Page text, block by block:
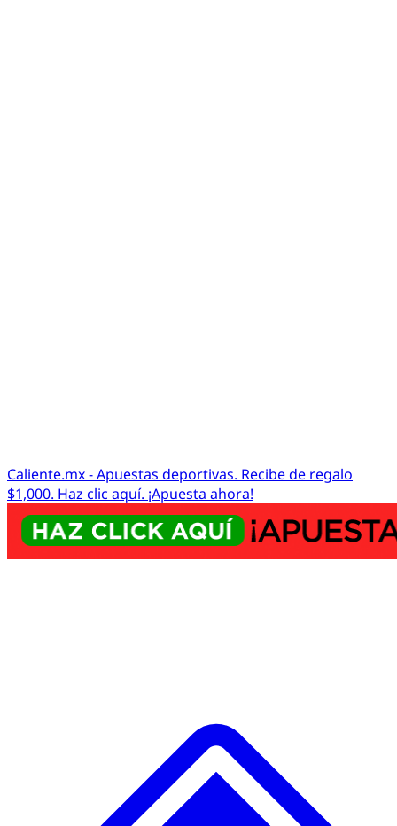
Caliente.mx - Apuestas deportivas. Recibe de regalo
$1,000. Haz clic aquí. ¡Apuesta ahora!